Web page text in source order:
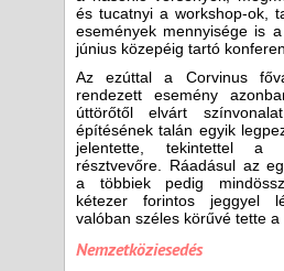
és tucatnyi a workshop-ok,
események mennyisége is
június közepéig tartó
Az ezúttal a Corvinus
rendezett esemény
úttörőtől elvárt
építésének talán egyik
jelentette, tekintettel a
résztvevőre. Ráadásul az
a többiek pedig
kétezer forintos jeggyel
valóban széles körűvé tette a
Nemzetköziesedés